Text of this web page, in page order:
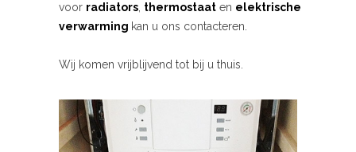
voor radiators thermostaat en elektrische
verwarming kan u ons contacteren.
Wij komen vrijblijvend tot bij u thuis.